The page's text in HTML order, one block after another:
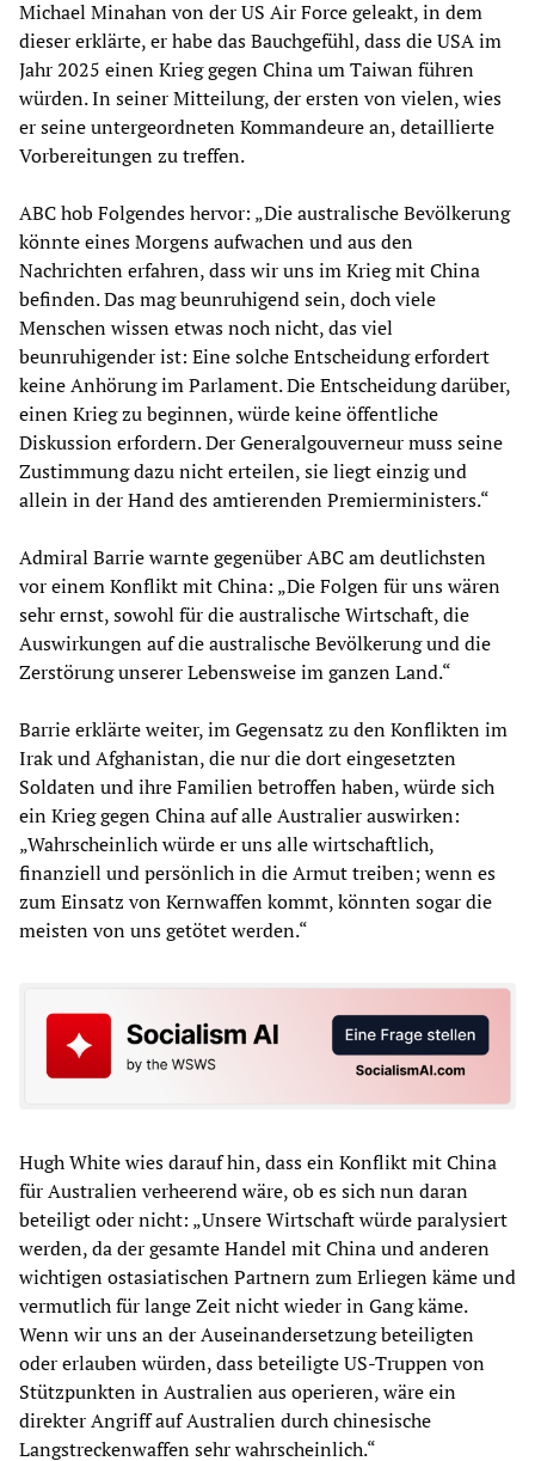
Michael Minahan von der US Air Force geleakt, in dem
dieser erklärte, er habe das Bauchgefühl, dass die USA im
Jahr 2025 einen Krieg gegen China um Taiwan führen
würden. In seiner Mitteilung, der ersten von vielen, wies
er seine untergeordneten Kommandeure an, detaillierte
Vorbereitungen zu treffen.
ABC hob Folgendes hervor: „Die australische Bevölkerung
könnte eines Morgens aufwachen und aus den
Nachrichten erfahren, dass wir uns im Krieg mit China
befinden. Das mag beunruhigend sein, doch viele
Menschen wissen etwas noch nicht, das viel
beunruhigender ist: Eine solche Entscheidung erfordert
keine Anhörung im Parlament. Die Entscheidung darüber,
einen Krieg zu beginnen, würde keine öffentliche
Diskussion erfordern. Der Generalgouverneur muss seine
Zustimmung dazu nicht erteilen, sie liegt einzig und
allein in der Hand des amtierenden Premierministers.“
Admiral Barrie warnte gegenüber ABC am deutlichsten
vor einem Konflikt mit China: „Die Folgen für uns wären
sehr ernst, sowohl für die australische Wirtschaft, die
Auswirkungen auf die australische Bevölkerung und die
Zerstörung unserer Lebensweise im ganzen Land.“
Barrie erklärte weiter, im Gegensatz zu den Konflikten im
Irak und Afghanistan, die nur die dort eingesetzten
Soldaten und ihre Familien betroffen haben, würde sich
ein Krieg gegen China auf alle Australier auswirken:
„Wahrscheinlich würde er uns alle wirtschaftlich,
finanziell und persönlich in die Armut treiben; wenn es
zum Einsatz von Kernwaffen kommt, könnten sogar die
meisten von uns getötet werden.“
Hugh White wies darauf hin, dass ein Konflikt mit China
für Australien verheerend wäre, ob es sich nun daran
beteiligt oder nicht: „Unsere Wirtschaft würde paralysiert
werden, da der gesamte Handel mit China und anderen
wichtigen ostasiatischen Partnern zum Erliegen käme und
vermutlich für lange Zeit nicht wieder in Gang käme.
Wenn wir uns an der Auseinandersetzung beteiligten
oder erlauben würden, dass beteiligte US-Truppen von
Stützpunkten in Australien aus operieren, wäre ein
direkter Angriff auf Australien durch chinesische
Langstreckenwaffen sehr wahrscheinlich.“